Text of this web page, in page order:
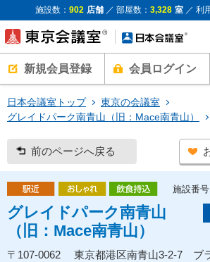
施設数： 902 店舗／ 部屋数： 3,328 室／ 利
新規会員登録 会員ログイン
日本会議室トップ
東京の会議室
グレイドパーク南青山（旧：Mace南青山）
前のページへ戻る
施設番
グレイドパーク南青山
（旧：Mace南青山）
〒107-0062 東京都港区南青山3-2-7 ブ